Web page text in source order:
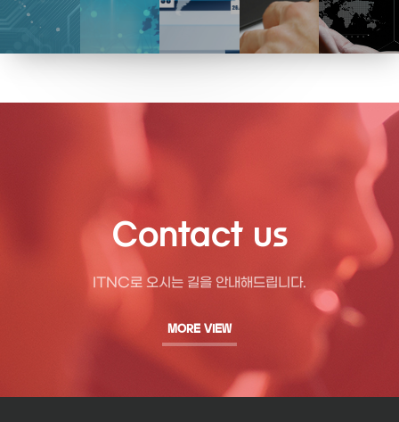
Contact us
ITNC로 오시는 길을 안내해드립니다.
MORE VIEW